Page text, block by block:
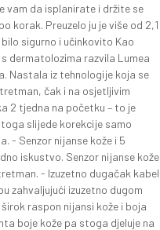
vam da isplanirate i držite se
korak. Preuzelo ju je više od 2,1
sigurno i učinkovito Kao
dermatolozima razvila Lumea
Nastala iz tehnologije koja se
čak i na osjetljivim
2 tjedna na početku – to je
slijede korekcije samo
- Senzor nijanse kože i 5
iskustvo. Senzor nijanse kože
- Izuzetno dugačak kabel
zahvaljujući izuzetno dugom
raspon nijansi kože i boja
boje kože pa stoga djeluje na